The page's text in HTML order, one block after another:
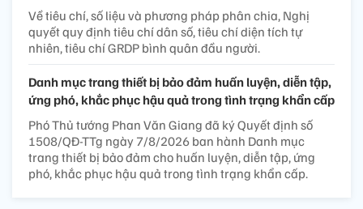
Về tiêu chí, số liệu và phương pháp phân chia, Nghị
quyết quy định tiêu chí dân số, tiêu chí diện tích tự
nhiên, tiêu chí GRDP bình quân đầu người.
Danh mục trang thiết bị bảo đảm huấn luyện, diễn tập,
ứng phó, khắc phục hậu quả trong tình trạng khẩn cấp
Phó Thủ tướng Phan Văn Giang đã ký Quyết định số
1508/QĐ-TTg ngày 7/8/2026 ban hành Danh mục
trang thiết bị bảo đảm cho huấn luyện, diễn tập, ứng
phó, khắc phục hậu quả trong tình trạng khẩn cấp.